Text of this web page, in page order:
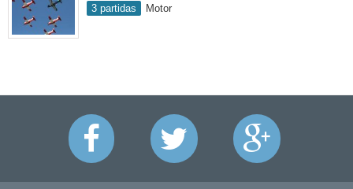
3 partidas Motor